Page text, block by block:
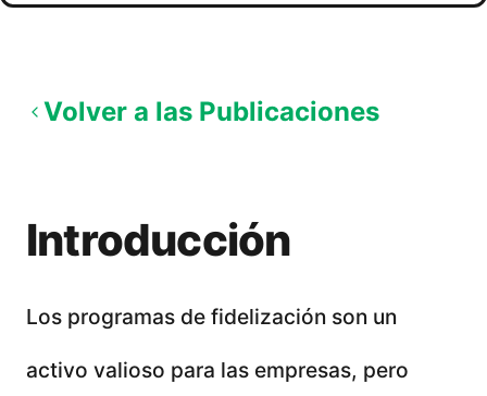
Volver a las Publicaciones
Introducción
Los programas de fidelización son un
activo valioso para las empresas, pero